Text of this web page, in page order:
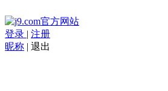
登录 | 注册
昵称 | 退出